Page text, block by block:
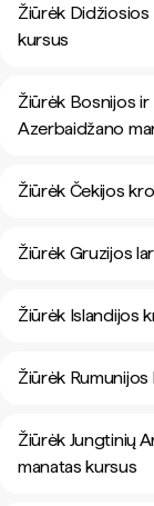
Žiūrėk Didžiosios
kursus
Žiūrėk Bosnijos
Azerbaidžano
Žiūrėk Čekijos
Žiūrėk Gruzijos
Žiūrėk Islandijos
Žiūrėk
Žiūrėk Jungtinių
manatas kursus